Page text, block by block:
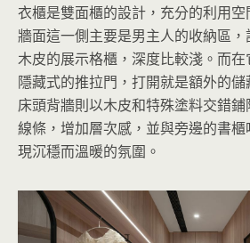
衣櫃是雙面櫃的設計，充分的利用空
牆面這一側主要是男主人的收納區
木皮的展示格櫃，深度比較淺。而
隱藏式的推拉門，打開就是額外的儲
床頭背牆則以木皮和特殊塗料交錯
線條，增加層次感，並與旁邊的書
現沉穩而溫暖的氛圍。